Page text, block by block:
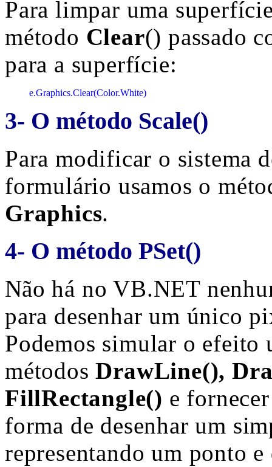
Para limpar uma
método Clear() passado
para a superfície:
e.Graphics.Clear(Color.White)
3- O método Scale()
Para modificar o sistema
formulário usamos o
Graphics.
4- O método PSet()
Não há no VB.NET
para desenhar um único
Podemos simular o efeito
métodosDrawLine(),
FillRectangle() e
forma de desenhar um
representando um ponto